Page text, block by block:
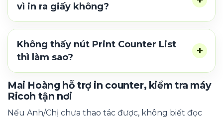
vì in ra giấy không?
Không thấy nút Print Counter List
thì làm sao?
Mai Hoàng hỗ trợ in counter, kiểm tra máy
Ricoh tận nơi
Nếu Anh/Chị chưa thao tác được, không biết đọc